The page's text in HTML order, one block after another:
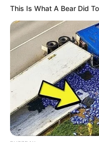
Auf einigen Seiten
Angebote integriert.
gekauft wird, ist das
dadurch der Preis
This Is What A Bear Did